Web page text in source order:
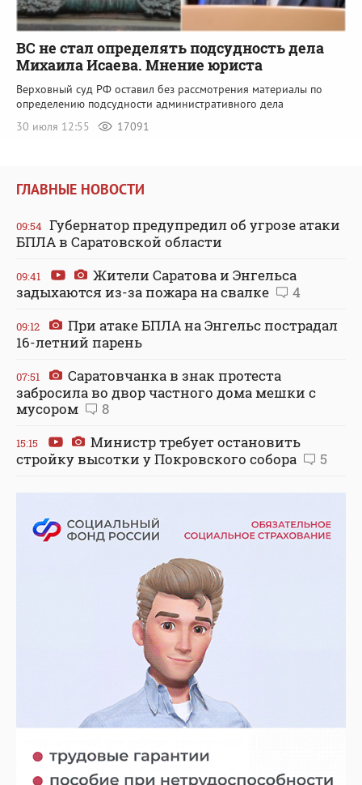
ВС не стал определять подсудность дела
Михаила Исаева. Мнение юриста
Верховный суд РФ оставил без рассмотрения материалы по
определению подсудности административного дела
30 июля 12:55
17091
ГЛАВНЫЕ НОВОСТИ
09:54 Губернатор предупредил об угрозе атаки
БПЛА в Саратовской области
09:41
Жители Саратова и Энгельса
задыхаются из-за пожара на свалке
4
09:12
При атаке БПЛА на Энгельс пострадал
16-летний парень
07:51
Саратовчанка в знак протеста
забросила во двор частного дома мешки с
мусором
8
15:15
Министр требует остановить
стройку высотки у Покровского собора
5